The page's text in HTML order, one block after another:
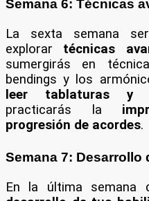
Semana 6: Técnicas
La sexta semana
explorar técnicas
sumergirás en
bendings y los
leer tablaturas y
practicarás la
progresión de acordes.
Semana 7:
En la última semana